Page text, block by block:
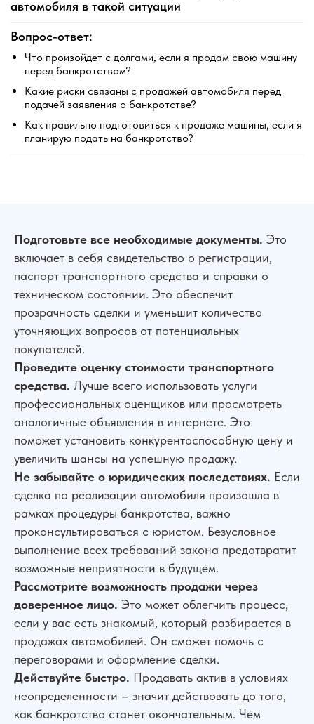
автомобиля в такой ситуации
Вопрос-ответ:
Что произойдет с долгами, если я продам свою машину
перед банкротством?
Какие риски связаны с продажей автомобиля перед
подачей заявления о банкротстве?
Как правильно подготовиться к продаже машины, если я
планирую подать на банкротство?
Подготовьте все необходимые документы. Это
включает в себя свидетельство о регистрации,
паспорт транспортного средства и справки о
техническом состоянии. Это обеспечит
прозрачность сделки и уменьшит количество
уточняющих вопросов от потенциальных
покупателей.
Проведите оценку стоимости транспортного
средства. Лучше всего использовать услуги
профессиональных оценщиков или просмотреть
аналогичные объявления в интернете. Это
поможет установить конкурентоспособную цену и
увеличить шансы на успешную продажу.
Не забывайте о юридических последствиях. Если
сделка по реализации автомобиля произошла в
рамках процедуры банкротства, важно
проконсультироваться с юристом. Безусловное
выполнение всех требований закона предотвратит
возможные неприятности в будущем.
Рассмотрите возможность продажи через
доверенное лицо. Это может облегчить процесс,
если у вас есть знакомый, который разбирается в
продажах автомобилей. Он сможет помочь с
переговорами и оформление сделки.
Действуйте быстро. Продавать актив в условиях
неопределенности – значит действовать до того,
как банкротство станет окончательным. Чем